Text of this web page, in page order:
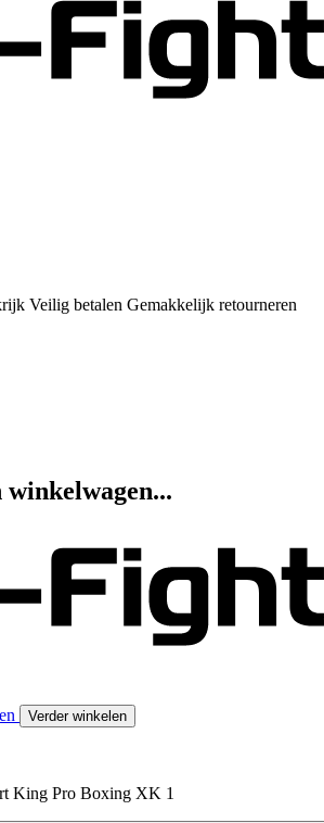
Veilig betalen Gemakkelijk retourneren
winkelwagen...
Verder winkelen
King Pro Boxing XK 1